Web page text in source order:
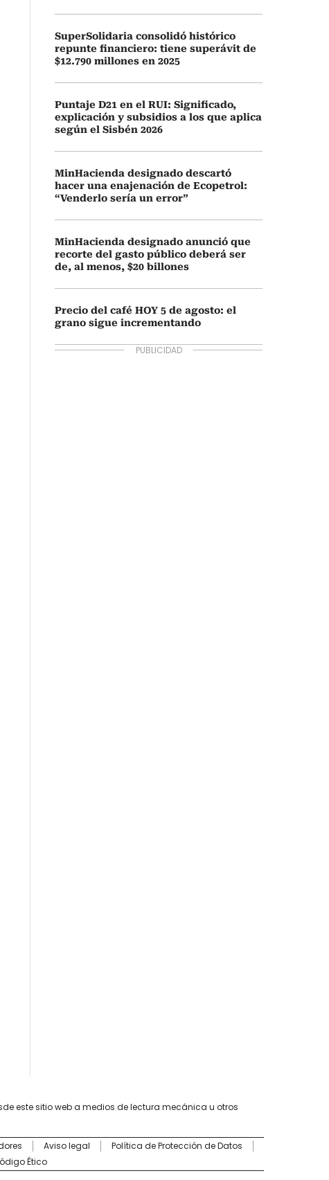
SuperSolidaria consolidó histórico
repunte financiero: tiene superávit de
$12.790 millones en 2025
Puntaje D21 en el RUI: Significado,
explicación y subsidios a los que aplica
según el Sisbén 2026
MinHacienda designado descartó
hacer una enajenación de Ecopetrol:
“Venderlo sería un error”
MinHacienda designado anunció que
recorte del gasto público deberá ser
de, al menos, $20 billones
Precio del café HOY 5 de agosto: el
grano sigue incrementando
este sitio web a medios de lectura mecánica u otros
Aviso legal
Política de Protección de Datos
Ético